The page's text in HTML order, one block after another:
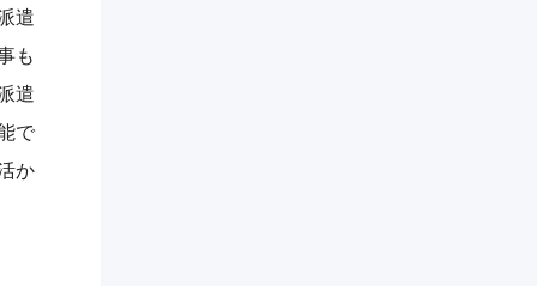
遣
も
遣
で
か